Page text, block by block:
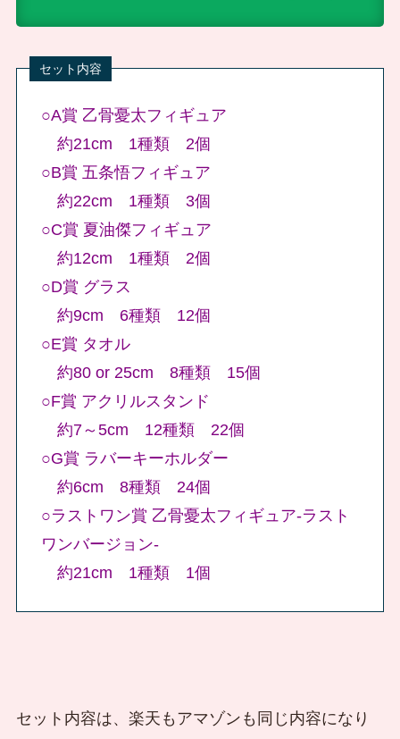
○A賞 乙骨憂太フィギュア
約21cm 1種類 2個
○B賞 五条悟フィギュア
約22cm 1種類 3個
○C賞 夏油傑フィギュア
約12cm 1種類 2個
○D賞 グラス
約9cm 6種類 12個
○E賞 タオル
約80 or 25cm 8種類 15個
○F賞 アクリルスタンド
約7～5cm 12種類 22個
○G賞 ラバーキーホルダー
約6cm 8種類 24個
○ラストワン賞 乙骨憂太フィギュア-ラスト
ワンバージョン-
約21cm 1種類 1個
セット内容は、楽天もアマゾンも同じ内容になり